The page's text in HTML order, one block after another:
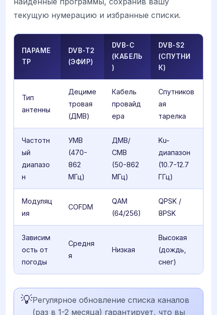
текущую нумерацию и избранные списки.
ПАРАМЕ
ТР
DVB-T2
(ЭФИР)
DVB-C
(КАБЕЛЬ
)
DVB-S2
(СПУТНИ
К)
Тип
антенны
Дециме
тровая
(ДМВ)
Кабель
провайд
ера
Спутников
ая
тарелка
Частотн
ый
диапазо
н
УМВ
(470-
862
МГц)
ДМВ/
СМВ
(50-862
МГц)
Ku-
диапазон
(10.7-12.7
ГГц)
Модуляц
ия
COFDM
QAM
(64/256)
QPSK /
8PSK
Зависим
ость от
погоды
Средня
я
Низкая
Высокая
(дождь,
снег)
💡Регулярное обновление списка каналов
(раз в 1-2 месяца) гарантирует, что вы